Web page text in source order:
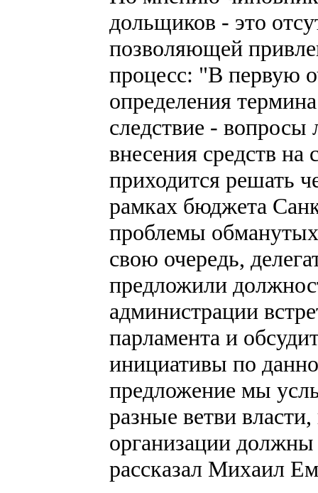
дольщиков - это
позволяющей
процесс: "В первую
определения
следствие -
внесения средств
приходится решать
рамках бюджета
проблемы
свою очередь,
предложили
администрации
парламента и
инициативы по
предложение мы
разные ветви
организации должны
рассказал Михаил